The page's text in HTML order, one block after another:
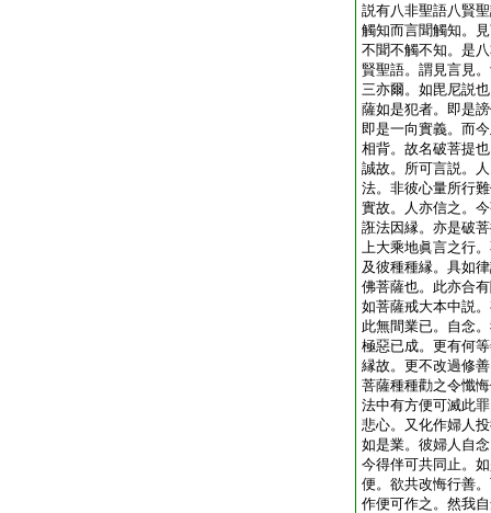
説有八非聖語八賢
觸知而言聞觸知。
不聞不觸不知。是
賢聖語。謂見言見
三亦爾。如毘尼説
薩如是犯者。即是
即是一向實義。而
相背。故名破菩提
誠故。所可言説。
法。非彼心量所行
實故。人亦信之。
誑法因縁。亦是破
上大乘地眞言之行
及彼種種縁。具如
佛菩薩也。此亦合
如菩薩戒大本中説
此無間業已。自念
極惡已成。更有何
縁故。更不改過修
菩薩種種勸之令懺
法中有方便可滅此
悲心。又化作婦人
如是業。彼婦人自
今得伴可共同止。
便。欲共改悔行善
作便可作之。然我